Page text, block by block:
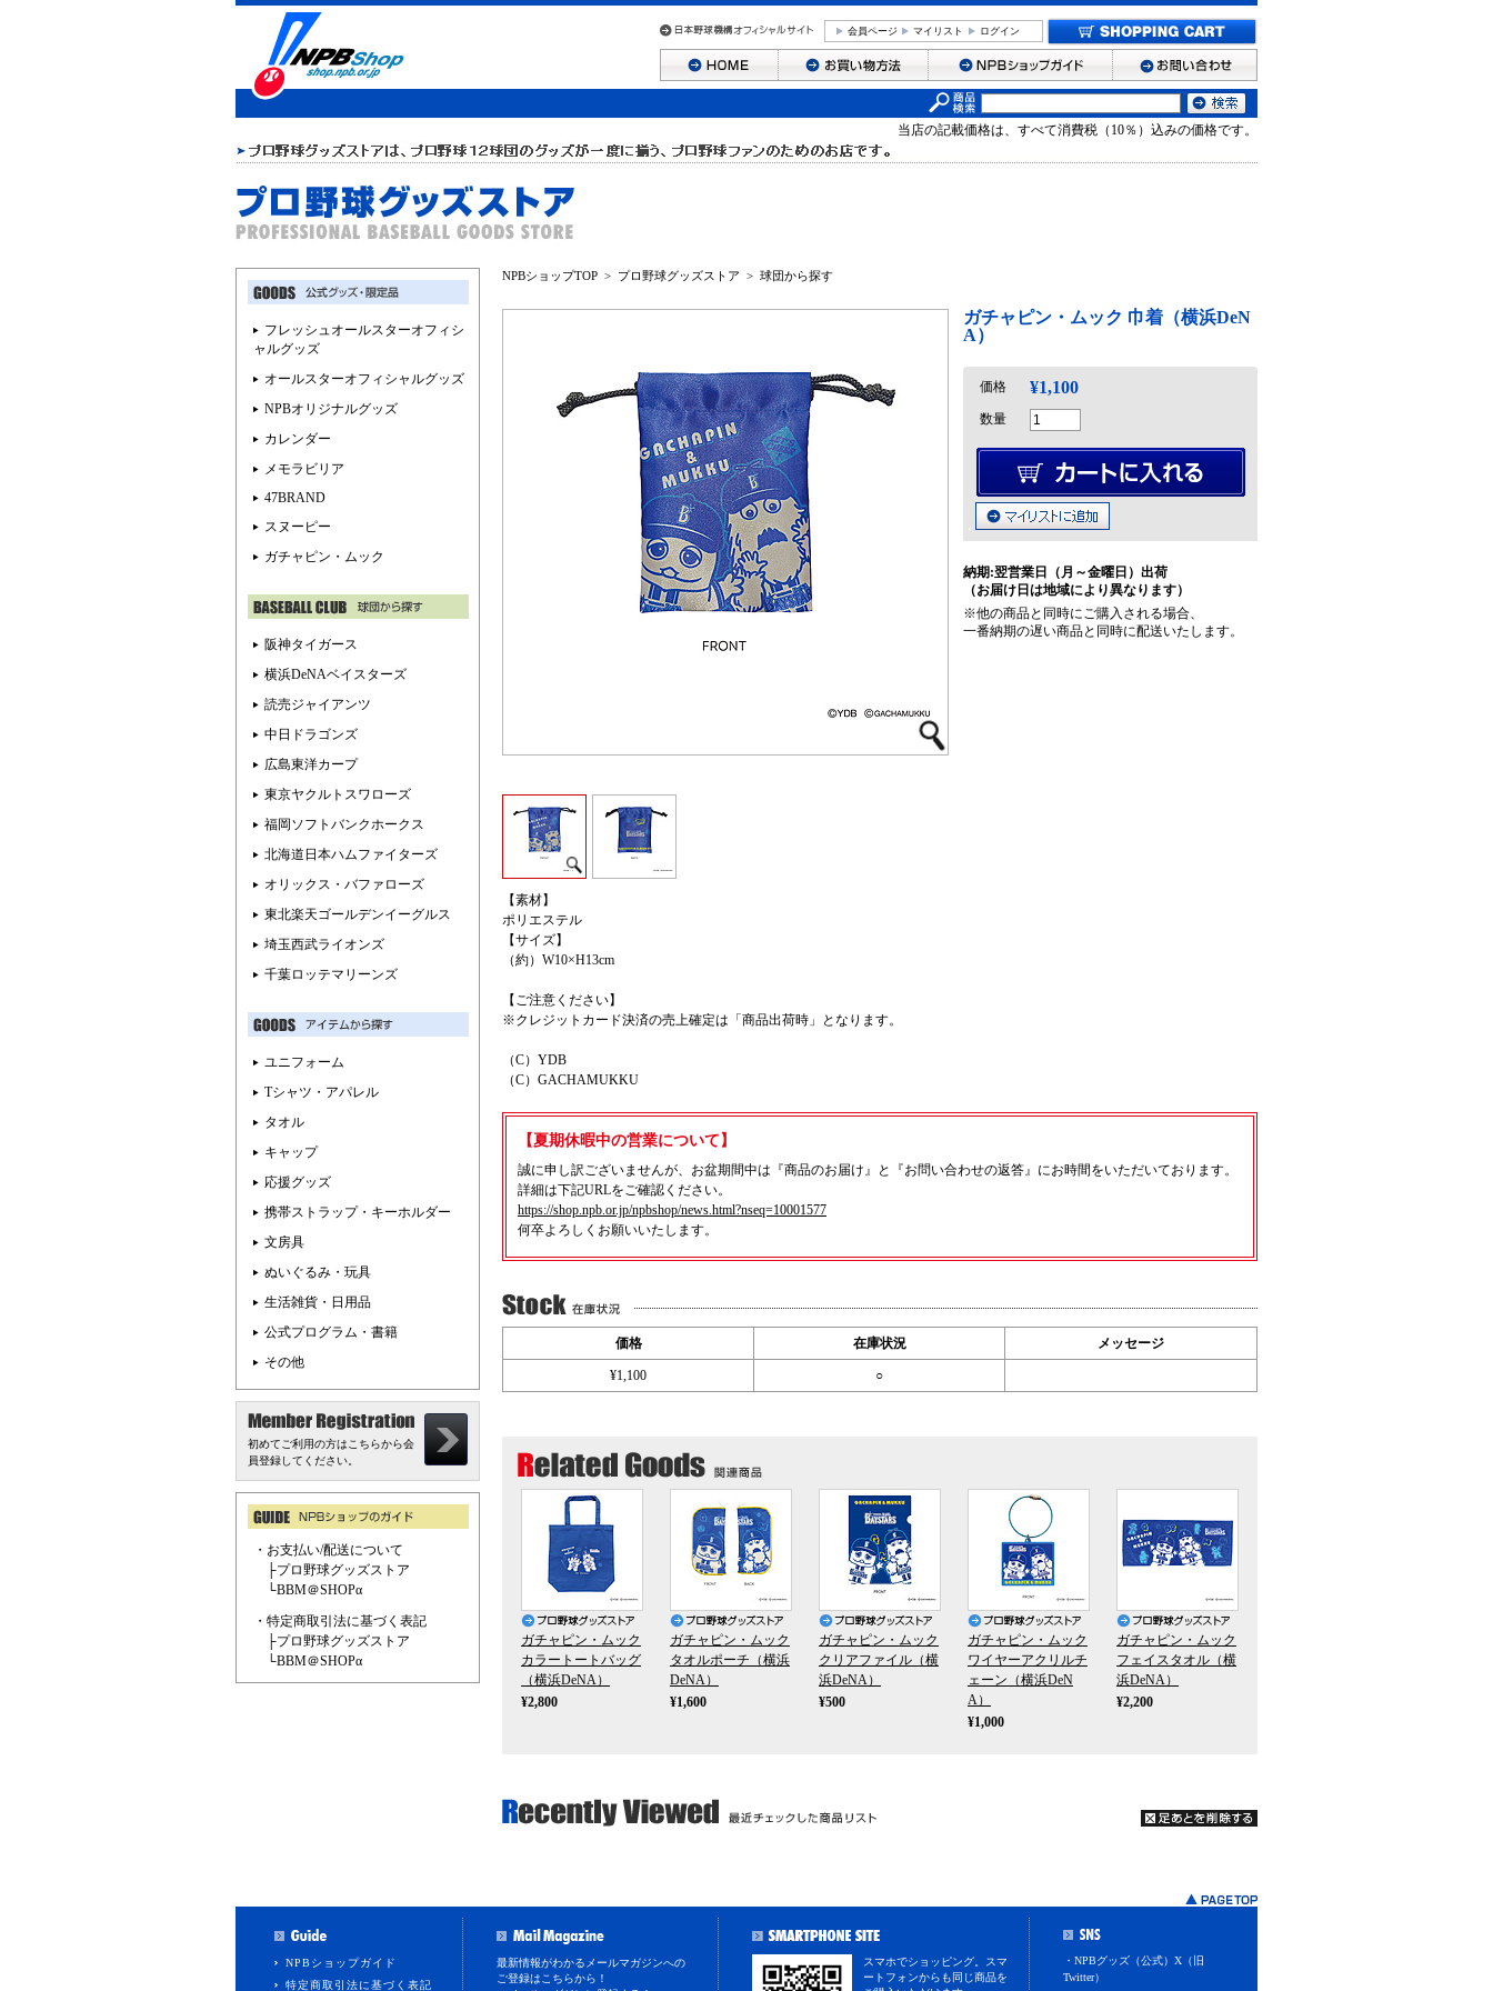
会員ページ マイリスト ログイン
当店の記載価格は、すべて消費税（10％）込みの価格です。
NPBショップTOP > プロ野球グッズストア > 球団から探す
ガチャピン・ムック 巾着（横浜DeN
A）
価格 ¥1,100
数量
納期:翌営業日（月～金曜日）出荷
（お届け日は地域により異なります）
※他の商品と同時にご購入される場合、
一番納期の遅い商品と同時に配送いたします。
【素材】
ポリエステル
【サイズ】
（約）W10×H13cm
【ご注意ください】
※クレジットカード決済の売上確定は「商品出荷時」となります。
（C）YDB
（C）GACHAMUKKU
【夏期休暇中の営業について】
誠に申し訳ございませんが、お盆期間中は『商品のお届け』と『お問い合わせの返答』にお時間をいただいております。
詳細は下記URLをご確認ください。
https://shop.npb.or.jp/npbshop/news.html?nseq=10001577
何卒よろしくお願いいたします。
価格 在庫状況 メッセージ
¥1,100 ○
ガチャピン・ムック
カラートートバッグ
（横浜DeNA）
¥2,800
ガチャピン・ムック
タオルポーチ（横浜
DeNA）
¥1,600
ガチャピン・ムック
クリアファイル（横
浜DeNA）
¥500
ガチャピン・ムック
ワイヤーアクリルチ
ェーン（横浜DeN
A）
¥1,000
ガチャピン・ムック
フェイスタオル（横
浜DeNA）
¥2,200
フレッシュオールスターオフィシ
ャルグッズ
オールスターオフィシャルグッズ
NPBオリジナルグッズ
カレンダー
メモラビリア
47BRAND
スヌーピー
ガチャピン・ムック
阪神タイガース
横浜DeNAベイスターズ
読売ジャイアンツ
中日ドラゴンズ
広島東洋カープ
東京ヤクルトスワローズ
福岡ソフトバンクホークス
北海道日本ハムファイターズ
オリックス・バファローズ
東北楽天ゴールデンイーグルス
埼玉西武ライオンズ
千葉ロッテマリーンズ
ユニフォーム
Tシャツ・アパレル
タオル
キャップ
応援グッズ
携帯ストラップ・キーホルダー
文房具
ぬいぐるみ・玩具
生活雑貨・日用品
公式プログラム・書籍
その他
初めてご利用の方はこちらから会
員登録してください。
・お支払い/配送について
├プロ野球グッズストア
└BBM＠SHOPα
・特定商取引法に基づく表記
├プロ野球グッズストア
└BBM＠SHOPα
NPBショップガイド
特定商取引法に基づく表記
最新情報がわかるメールマガジンへの
ご登録はこちらから！
スマホでショッピング。スマ
ートフォンからも同じ商品を
・NPBグッズ（公式）X（旧
Twitter）